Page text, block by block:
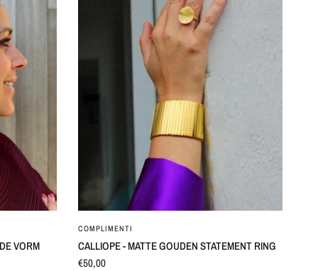
VORM
COMPLIMENTI
CALLIOPE - MATTE GOUDEN STATEMENT RING
€50,00